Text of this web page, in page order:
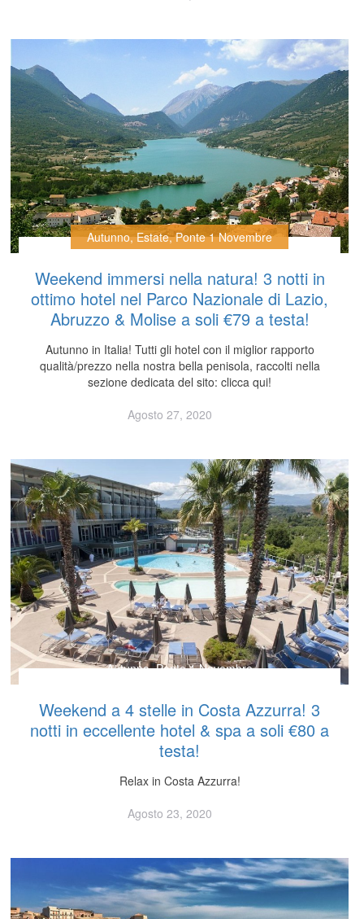
Autunno,Estate,Ponte 1 Novembre
Weekend immersi nella natura! 3 notti in
ottimo hotel nel Parco Nazionale di Lazio,
Abruzzo & Molise a soli €79 a testa!
Autunno in Italia! Tutti gli hotel con il miglior rapporto
qualità/prezzo nella nostra bella penisola, raccolti nella
sezione dedicata del sito: clicca qui!
Agosto 27, 2020
Autunno,Ponte 1 Novembre
Weekend a 4 stelle in Costa Azzurra! 3
notti in eccellente hotel & spa a soli €80 a
testa!
Relax in Costa Azzurra!
Agosto 23, 2020